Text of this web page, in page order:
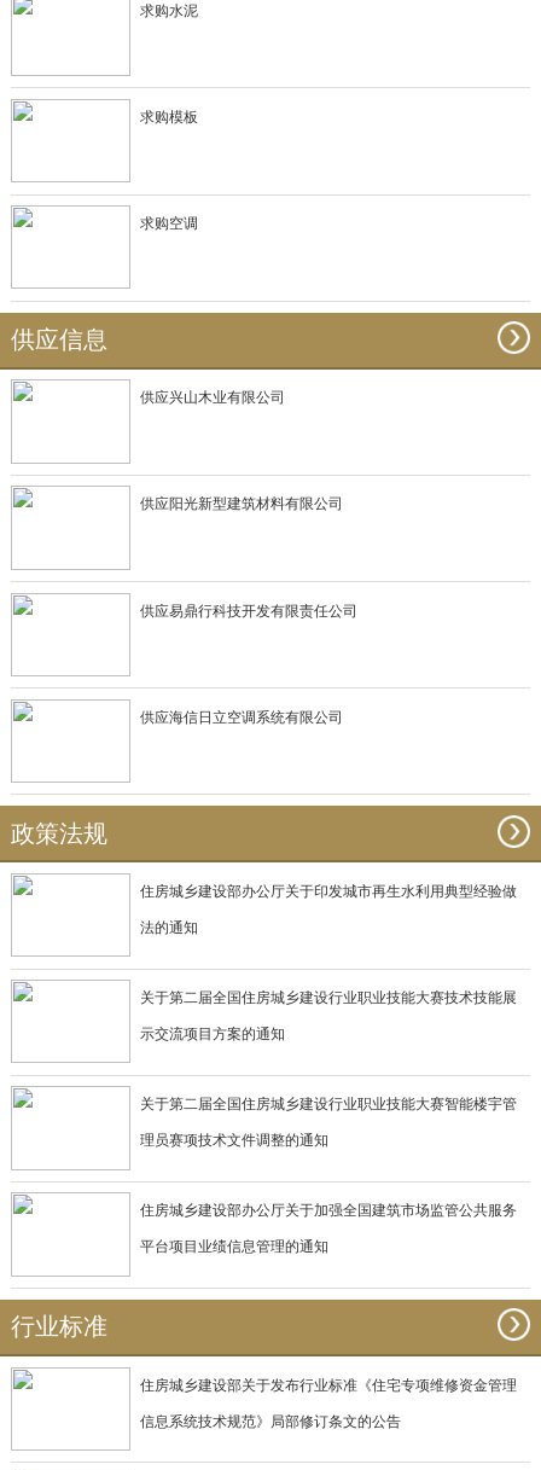
求购水泥
求购模板
求购空调
供应信息
供应兴山木业有限公司
供应阳光新型建筑材料有限公司
供应易鼎行科技开发有限责任公司
供应海信日立空调系统有限公司
政策法规
住房城乡建设部办公厅关于印发城市再生水利用典型经验做
法的通知
关于第二届全国住房城乡建设行业职业技能大赛技术技能展
示交流项目方案的通知
关于第二届全国住房城乡建设行业职业技能大赛智能楼宇管
理员赛项技术文件调整的通知
住房城乡建设部办公厅关于加强全国建筑市场监管公共服务
平台项目业绩信息管理的通知
行业标准
住房城乡建设部关于发布行业标准《住宅专项维修资金管理
信息系统技术规范》局部修订条文的公告